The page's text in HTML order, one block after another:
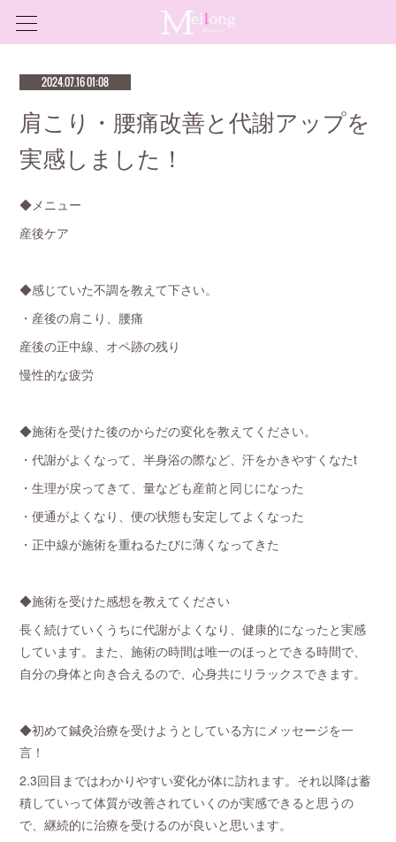
2024.07.16 01:08
肩こり・腰痛改善と代謝アップを
実感しました！
◆メニュー
産後ケア
◆感じていた不調を教えて下さい。
・産後の肩こり、腰痛
産後の正中線、オペ跡の残り
慢性的な疲労
◆施術を受けた後のからだの変化を教えてください。
・代謝がよくなって、半身浴の際など、汗をかきやすくなたt
・生理が戻ってきて、量なども産前と同じになった
・便通がよくなり、便の状態も安定してよくなった
・正中線が施術を重ねるたびに薄くなってきた
◆施術を受けた感想を教えてください
長く続けていくうちに代謝がよくなり、健康的になったと実感
しています。また、施術の時間は唯一のほっとできる時間で、
自分の身体と向き合えるので、心身共にリラックスできます。
◆初めて鍼灸治療を受けようとしている方にメッセージを一
言！
2.3回目まではわかりやすい変化が体に訪れます。それ以降は蓄
積していって体質が改善されていくのが実感できると思うの
で、継続的に治療を受けるのが良いと思います。